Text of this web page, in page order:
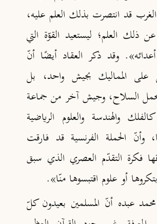
قد انتصرت بذلك العلم عليه،
ذلك العلم؛ ليستعيد القوّة التي
. وقد ذكر العقاد أيضًا أنّ
على المماليك بجيش واحد، بل
السلاح، وجيش آخر من جماعة
والهندسة والعلوم الرياضية
وأنّ الحملة الفرنسية قد فارقت
فكرة التقدّم العصري الذي سبق
أو علوم اقتبسوها منّا».
عبده أنّ المسلمين بعيدون كلّ